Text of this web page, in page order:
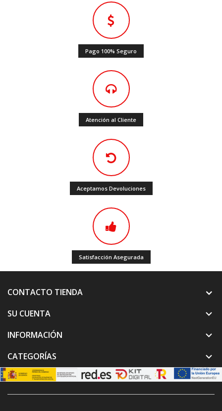
Pago 100% Seguro
Atención al Cliente
Aceptamos Devoluciones
Satisfacción Asegurada
CONTACTO TIENDA
SU CUENTA

INFORMACIÓN 
CATEGORÍAS 